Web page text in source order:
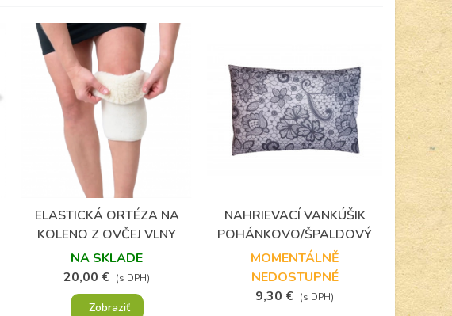
Obľúbené
ELASTICKÁ ORTÉZA NA
KOLENO Z OVČEJ VLNY
NA SKLADE
20,00 € (s DPH)
Zobraziť
Obľúbené
NAHRIEVACÍ VANKÚŠIK
POHÁNKOVO/ŠPALDOVÝ
MOMENTÁLNĚ
NEDOSTUPNÉ
9,30 € (s DPH)